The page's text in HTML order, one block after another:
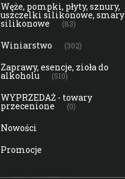
Węże, pompki, płyty, sznury,
uszczelki silikonowe, smary
silikonowe (83)
Winiarstwo (302)
Zaprawy, esencje, zioła do
alkoholu (510)
WYPRZEDAŻ - towary
przecenione (0)
Nowości
Promocje